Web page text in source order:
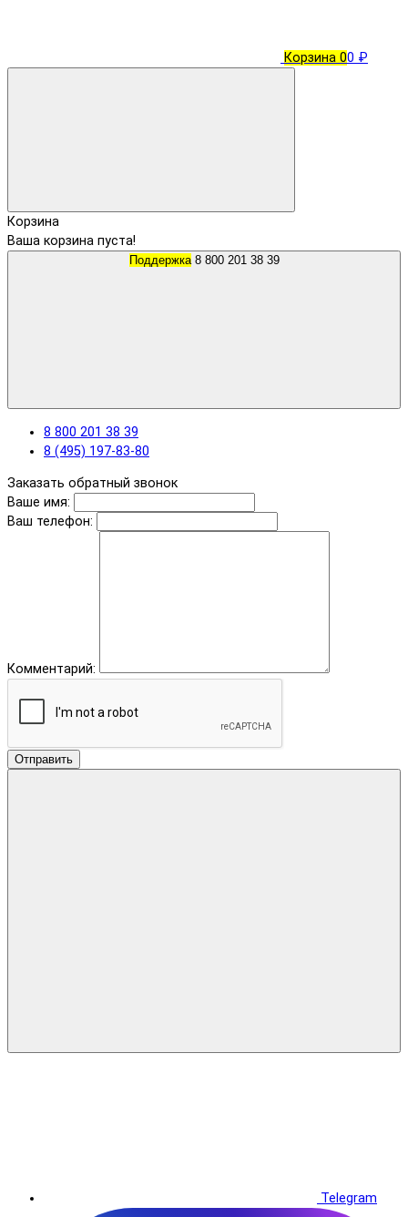
Корзина 00 ₽
Корзина
Ваша корзина пуста!
Поддержка 8 800 201 38 39
8 800 201 38 39
8 (495) 197-83-80
Заказать обратный звонок
Ваше имя:
Ваш телефон:
Комментарий:
Отправить
Telegram